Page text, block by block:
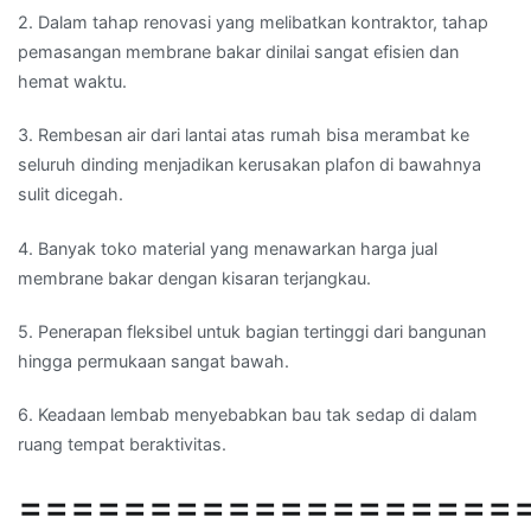
2. Dalam tahap renovasi yang melibatkan kontraktor, tahap
pemasangan membrane bakar dinilai sangat efisien dan
hemat waktu.
3. Rembesan air dari lantai atas rumah bisa merambat ke
seluruh dinding menjadikan kerusakan plafon di bawahnya
sulit dicegah.
4. Banyak toko material yang menawarkan harga jual
membrane bakar dengan kisaran terjangkau.
5. Penerapan fleksibel untuk bagian tertinggi dari bangunan
hingga permukaan sangat bawah.
6. Keadaan lembab menyebabkan bau tak sedap di dalam
ruang tempat beraktivitas.